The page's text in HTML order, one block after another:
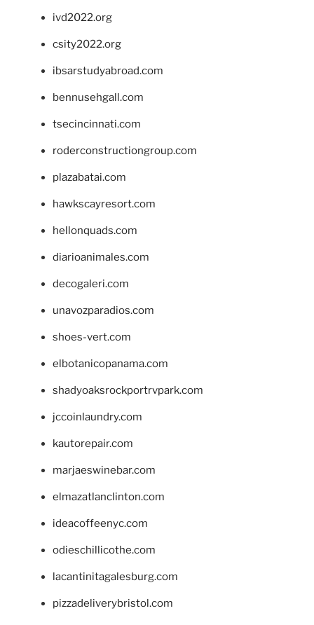
ivd2022.org
csity2022.org
ibsarstudyabroad.com
bennusehgall.com
tsecincinnati.com
roderconstructiongroup.com
plazabatai.com
hawkscayresort.com
hellonquads.com
diarioanimales.com
decogaleri.com
unavozparadios.com
shoes-vert.com
elbotanicopanama.com
shadyoaksrockportrvpark.com
jccoinlaundry.com
kautorepair.com
marjaeswinebar.com
elmazatlanclinton.com
ideacoffeenyc.com
odieschillicothe.com
lacantinitagalesburg.com
pizzadeliverybristol.com